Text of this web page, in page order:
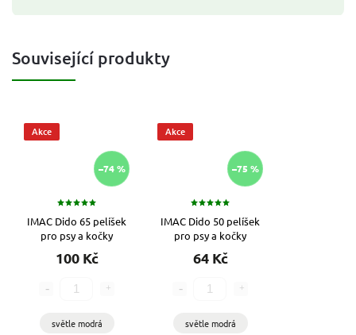
Související produkty
Akce
–74 %
IMAC Dido 65 pelíšek
pro psy a kočky
100 Kč
světle modrá
Akce
–75 %
IMAC Dido 50 pelíšek
pro psy a kočky
64 Kč
světle modrá